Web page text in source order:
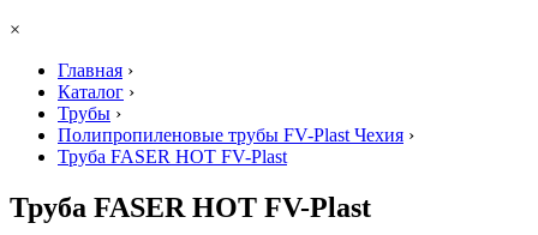
×
Главная ›
Каталог ›
Трубы ›
Полипропиленовые трубы FV-Plast Чехия ›
Труба FASER HOT FV-Plast
Труба FASER HOT FV-Plast